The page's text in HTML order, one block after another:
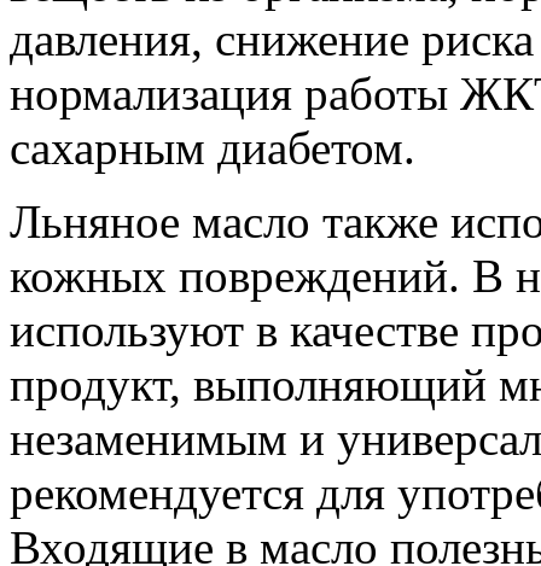
давления, снижение
нормализация работы
сахарным диабетом.
Льняное масло также
кожных повреждений. В
используют в качестве
продукт, выполняющий
незаменимым и
рекомендуется для
Входящие в масло